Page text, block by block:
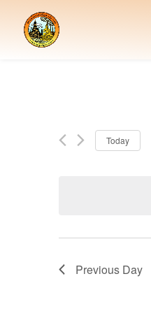
Today
Previous Day